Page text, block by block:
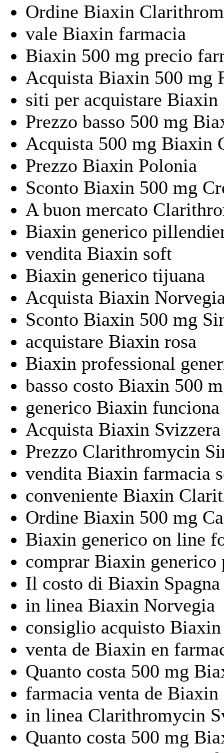
Ordine Biaxin
vale Biaxin farmacia
Biaxin 500 mg precio
Acquista Biaxin 500 mg
siti per acquistare Biaxin
Prezzo basso 500 mg
Acquista 500 mg Biaxin
Prezzo Biaxin Polonia
Sconto Biaxin 500 mg
A buon mercato
Biaxin generico
vendita Biaxin soft
Biaxin generico tijuana
Acquista Biaxin
Sconto Biaxin 500 mg
acquistare Biaxin rosa
Biaxin professional
basso costo Biaxin 500
generico Biaxin funciona
Acquista Biaxin Svizzera
Prezzo Clarithromycin
vendita Biaxin farmacia
conveniente Biaxin
Ordine Biaxin 500 mg
Biaxin generico on line
comprar Biaxin generico
Il costo di Biaxin Spagna
in linea Biaxin Norvegia
consiglio acquisto Biaxin
venta de Biaxin en
Quanto costa 500 mg
farmacia venta de Biaxin
in linea Clarithromycin
Quanto costa 500 mg